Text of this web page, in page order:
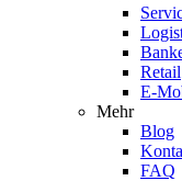
Retail
E-
Mehr
Blog
FAQ